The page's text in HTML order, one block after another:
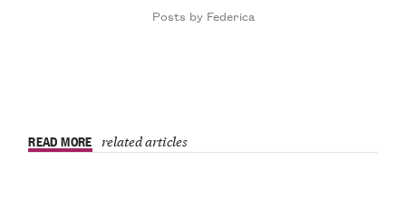
Posts by Federica
READ MORE related articles